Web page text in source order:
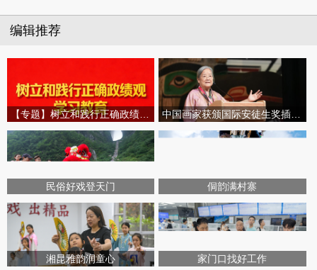
编辑推荐
民俗好戏登天门 侗韵满村寨
湘昆雅韵润童心 家门口找好工作